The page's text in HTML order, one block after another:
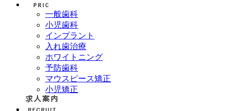
一般歯科
小児歯科
インプラント
入れ歯治療
ホワイトニング
予防歯科
マウスピース矯正
小児矯正